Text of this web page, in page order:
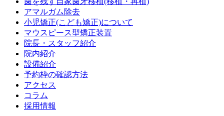
アマルガム除去
小児矯正(こども矯正)について
マウスピース型矯正装置
院長・スタッフ紹介
院内紹介
設備紹介
予約枠の確認方法
アクセス
コラム
採用情報